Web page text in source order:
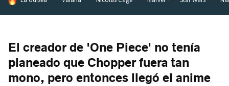
El creador de 'One Piece' no tenía
planeado que Chopper fuera tan
mono, pero entonces llegó el anime